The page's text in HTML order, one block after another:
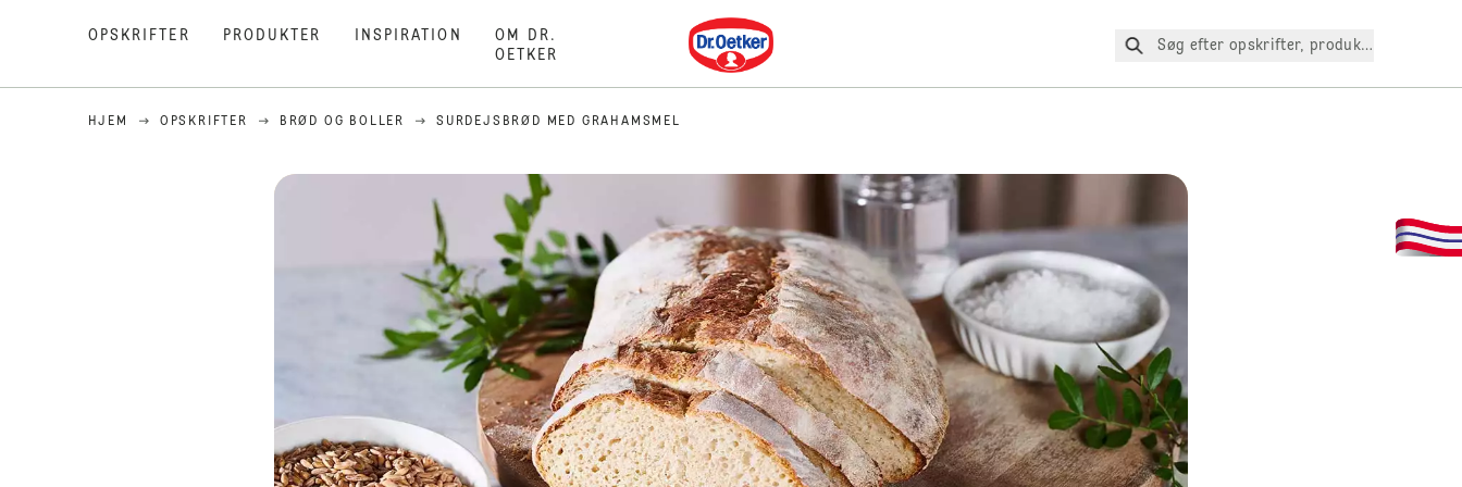
OPSKRIFTER PRODUKTER INSPIRATION
OM DR.
OETKER
Dr. Oetker
Søg efter opskrifter, produkter osv.
HJEM OPSKRIFTER BRØD OG BOLLER SURDEJSBRØD MED GRAHAMSMEL